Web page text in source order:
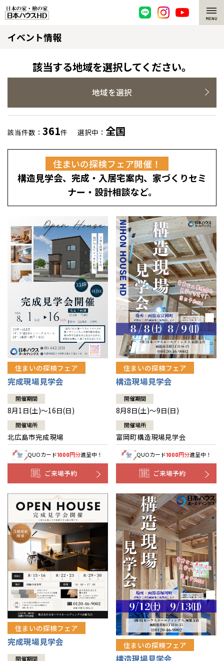
脱炭素・檜の家
環境にやさしい、脱炭素社会の住宅
耐震構造
高耐久住宅
高断熱・高気密の家
エネルギー自給自足
感謝訪問・長期保証
直営工事
1メーターモジュール
冷暖房標準装備
24時間対応コールセンター
デザイン賞各種受賞
セントラルヒーティング
選ばれる理由
檜の魅力 トップ
檜と日本人
1000年を超えて生きる檜
知られざる檜の効果・作用
理想の木材「檜」
注文住宅
グレートステージ
平屋の家
外観・インテリア集
暮らし方提案
住まいのコラム
住まいのお手入れ集
リフォーム トップ
選ばれる理由
リフォームの流れ
介護保険利用で快適リフォーム
賃貸併用住宅のメリット
安心のサポートシステム
展示場案内
分譲住宅・土地
分譲マンション
分譲マンション トップ
ワザックとは
高い信頼性
安心の管理体制
ギャラリー
会社情報
会社情報 トップ
ニュースリリース
代表ごあいさつ
企業理念
会社概要
事業部紹介
IR情報
木材調達指針
グループ会社紹介
CMギャラリー
採用情報
お問い合わせ
会員サイト
イベント情報
該当する地域を選択してください。
地域を選択
該当件数： 361件 選択中： 全国
住まいの探検フェア開催！
構造見学会、完成・入居宅案内、家づくりセミ
ナー・設計相談など。
住まいの探検フェア
完成現場見学会
開催期間
8月1日(土)～16日(日)
開催場所
北広島市完成現場
QUOカード1000円分進呈中！
ご来場予約
住まいの探検フェア
構造現場見学会
開催期間
8月8日(土)～9日(日)
開催場所
富岡町構造現場見学会
QUOカード1000円分進呈中！
ご来場予約
住まいの探検フェア
完成現場見学会
開催期間
住まいの探検フェア
構造現場見学会